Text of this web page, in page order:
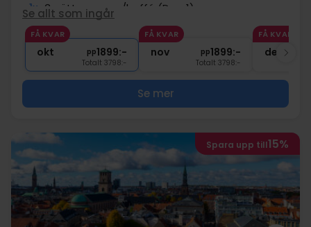
1x 3-rättersmeny/buffé (Dag 1)
∞ Nära Köpenhamn
∞ Gratis internet och parkering
Se allt som ingår
FÅ KVAR
okt pp1899:-
Totalt 3798:-
FÅ KVAR
nov pp1899:-
Totalt 3798:-
FÅ KVAR
dec
Se mer
Spara upp till15%